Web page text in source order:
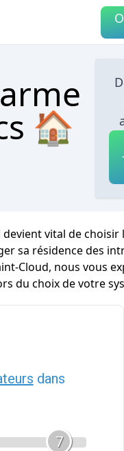
🏠
vital de
sa résidence des
Cloud, nous vous
du choix de votre
dans
7